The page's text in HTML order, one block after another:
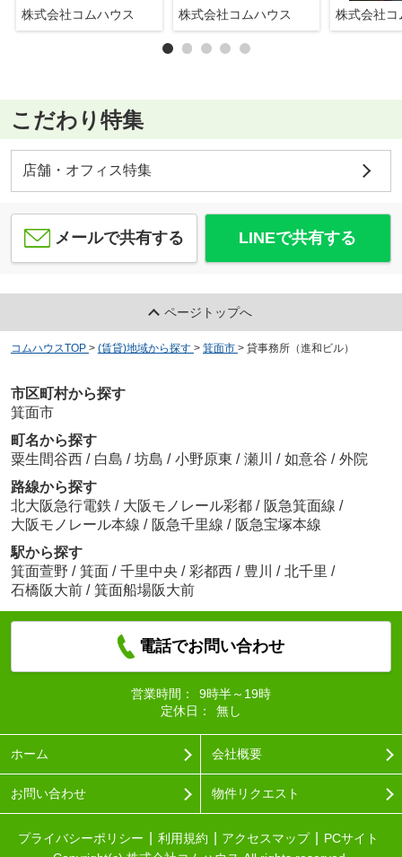
株式会社コムハウス 株式会社コムハウス 株式会社コ
こだわり特集
店舗・オフィス特集
メールで共有する LINEで共有する
ページトップへ
コムハウスTOP > (賃貸)地域から探す > 箕面市 > 貸事務所（進和ビル）
市区町村から探す
箕面市
町名から探す
粟生間谷西 / 白島 / 坊島 / 小野原東 / 瀬川 / 如意谷 / 外院
路線から探す
北大阪急行電鉄 / 大阪モノレール彩都 / 阪急箕面線 /
大阪モノレール本線 / 阪急千里線 / 阪急宝塚本線
駅から探す
箕面萱野 / 箕面 / 千里中央 / 彩都西 / 豊川 / 北千里 /
石橋阪大前 / 箕面船場阪大前
電話でお問い合わせ
営業時間：
9時半～19時
定休日：
無し
ホーム 会社概要
お問い合わせ 物件リクエスト
プライバシーポリシー 利用規約 アクセスマップ
PCサイト